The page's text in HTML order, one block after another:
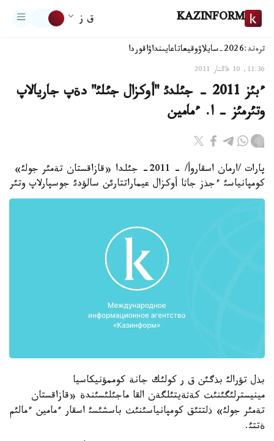
KAZINFORM ق ز
ترەند:2026-سايلاۋ وقيعاتاعايىنداۋاقوردا
11:36, 10 قاڭتار 2011
ءبئز 2011 - جئلدئ "أوكزال جئلئ" دةپ جاريالاپ
وتئرمئز - ا. ءمامين
پارات /ارمان اسقاروأ/ - 2011- جئلدا «قازاقستان تةمئر جولئ»
كومپانياسئ ءجذز جاثا أوكزال عيماراتتارئن سالؤدئ جوسپارلاپ وتئر
بذل تؤرالئ بذگئن ق ر كولئك جانة كوممؤنيكاسيا
مينيسترلئگئنئث كةثةيتئلگةن القا ماجئلئسئندة «قازاقستان
تةمئر جولئ» ذلتتئق كومپانياسئنئث باسشئسئ اسقار ءمامين ءمالئم
ةتتئ.